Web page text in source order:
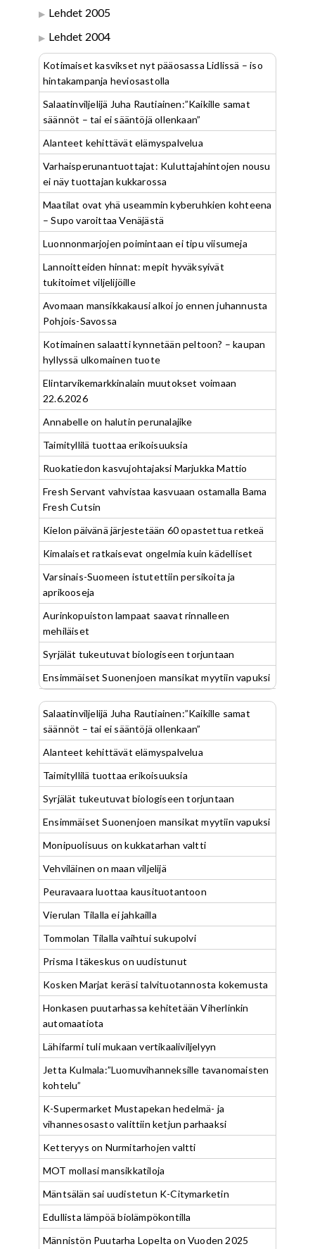
Lehdet 2005
Lehdet 2004
Kotimaiset kasvikset nyt pääosassa Lidlissä – iso
hintakampanja heviosastolla
Salaatinviljelijä Juha Rautiainen:”Kaikille samat
säännöt – tai ei sääntöjä ollenkaan”
Alanteet kehittävät elämyspalvelua
Varhaisperunantuottajat: Kuluttajahintojen nousu
ei näy tuottajan kukkarossa
Maatilat ovat yhä useammin kyberuhkien kohteena
– Supo varoittaa Venäjästä
Luonnonmarjojen poimintaan ei tipu viisumeja
Lannoitteiden hinnat: mepit hyväksyivät
tukitoimet viljelijöille
Avomaan mansikkakausi alkoi jo ennen juhannusta
Pohjois-Savossa
Kotimainen salaatti kynnetään peltoon? – kaupan
hyllyssä ulkomainen tuote
Elintarvikemarkkinalain muutokset voimaan
22.6.2026
Annabelle on halutin perunalajike
Taimityllilä tuottaa erikoisuuksia
Ruokatiedon kasvujohtajaksi Marjukka Mattio
Fresh Servant vahvistaa kasvuaan ostamalla Bama
Fresh Cutsin
Kielon päivänä järjestetään 60 opastettua retkeä
Kimalaiset ratkaisevat ongelmia kuin kädelliset
Varsinais-Suomeen istutettiin persikoita ja
aprikooseja
Aurinkopuiston lampaat saavat rinnalleen
mehiläiset
Syrjälät tukeutuvat biologiseen torjuntaan
Ensimmäiset Suonenjoen mansikat myytiin vapuksi
Salaatinviljelijä Juha Rautiainen:”Kaikille samat
säännöt – tai ei sääntöjä ollenkaan”
Alanteet kehittävät elämyspalvelua
Taimityllilä tuottaa erikoisuuksia
Syrjälät tukeutuvat biologiseen torjuntaan
Ensimmäiset Suonenjoen mansikat myytiin vapuksi
Monipuolisuus on kukkatarhan valtti
Vehviläinen on maan viljelijä
Peuravaara luottaa kausituotantoon
Vierulan Tilalla ei jahkailla
Tommolan Tilalla vaihtui sukupolvi
Prisma Itäkeskus on uudistunut
Kosken Marjat keräsi talvituotannosta kokemusta
Honkasen puutarhassa kehitetään Viherlinkin
automaatiota
Lähifarmi tuli mukaan vertikaaliviljelyyn
Jetta Kulmala:”Luomuvihanneksille tavanomaisten
kohtelu”
K-Supermarket Mustapekan hedelmä- ja
vihannesosasto valittiin ketjun parhaaksi
Ketteryys on Nurmitarhojen valtti
MOT mollasi mansikkatiloja
Mäntsälän sai uudistetun K-Citymarketin
Edullista lämpöä biolämpökontilla
Männistön Puutarha Lopelta on Vuoden 2025